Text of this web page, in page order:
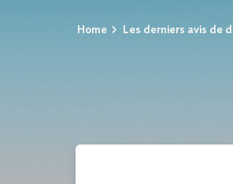
Home Les derniers avis de